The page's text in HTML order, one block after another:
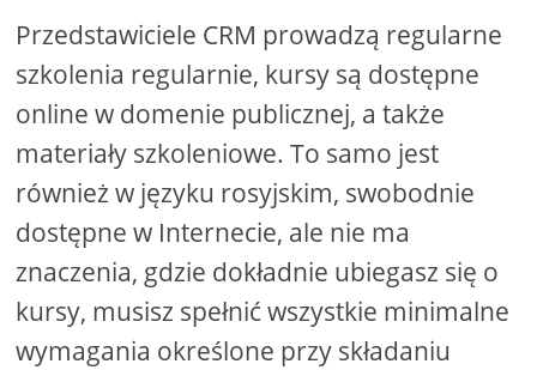
Przedstawiciele CRM prowadzą regularne
szkolenia regularnie, kursy są dostępne
online w domenie publicznej, a także
materiały szkoleniowe. To samo jest
również w języku rosyjskim, swobodnie
dostępne w Internecie, ale nie ma
znaczenia, gdzie dokładnie ubiegasz się o
kursy, musisz spełnić wszystkie minimalne
wymagania określone przy składaniu